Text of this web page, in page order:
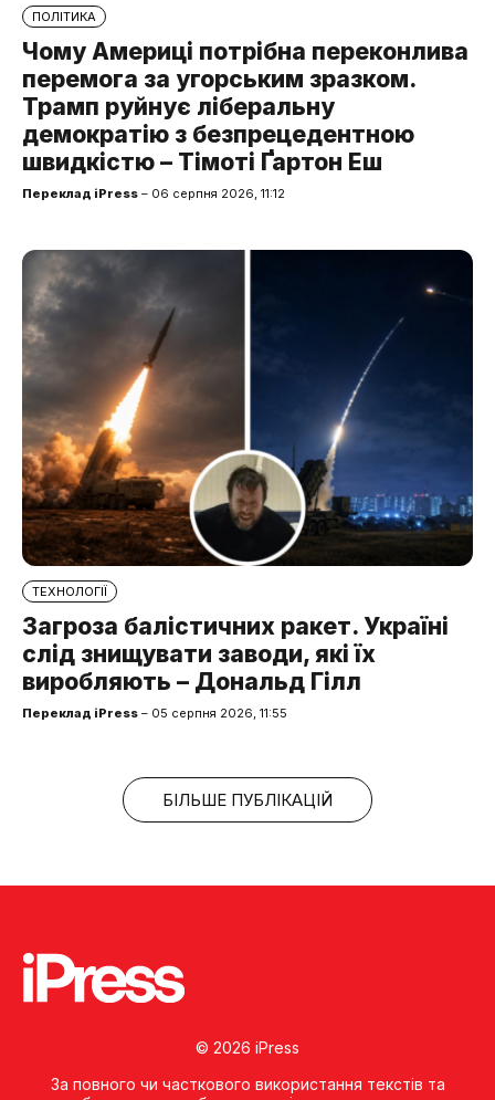
ПОЛІТИКА
Чому Америці потрібна переконлива
перемога за угорським зразком.
Трамп руйнує ліберальну
демократію з безпрецедентною
швидкістю – Тімоті Ґартон Еш
Переклад iPress – 06 серпня 2026, 11:12
ТЕХНОЛОГІЇ
Загроза балістичних ракет. Україні
слід знищувати заводи, які їх
виробляють – Дональд Гілл
Переклад iPress – 05 серпня 2026, 11:55
БІЛЬШЕ ПУБЛІКАЦІЙ
© 2026 iPress
За повного чи часткового використання текстів та